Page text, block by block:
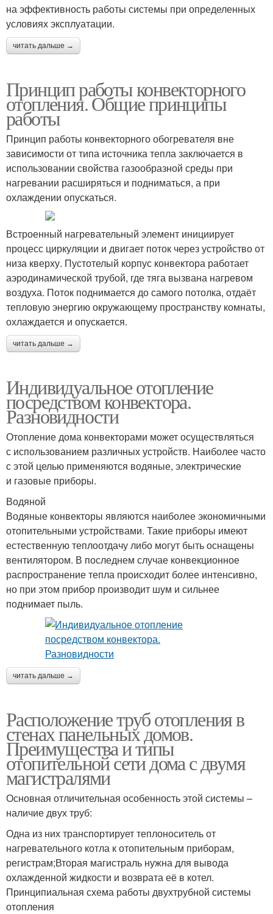
на эффективность работы системы при определенных
условиях эксплуатации.
читать дальше →
Принцип работы конвекторного
отопления. Общие принципы
работы
Принцип работы конвекторного обогревателя вне
зависимости от типа источника тепла заключается в
использовании свойства газообразной среды при
нагревании расширяться и подниматься, а при
охлаждении опускаться.
Встроенный нагревательный элемент инициирует
процесс циркуляции и двигает поток через устройство от
низа кверху. Пустотелый корпус конвектора работает
аэродинамической трубой, где тяга вызвана нагревом
воздуха. Поток поднимается до самого потолка, отдаёт
тепловую энергию окружающему пространству комнаты,
охлаждается и опускается.
читать дальше →
Индивидуальное отопление
посредством конвектора.
Разновидности
Отопление дома конвекторами может осуществляться
с использованием различных устройств. Наиболее часто
с этой целью применяются водяные, электрические
и газовые приборы.
Водяной
Водяные конвекторы являются наиболее экономичными
отопительными устройствами. Такие приборы имеют
естественную теплоотдачу либо могут быть оснащены
вентилятором. В последнем случае конвекционное
распространение тепла происходит более интенсивно,
но при этом прибор производит шум и сильнее
поднимает пыль.
читать дальше →
Расположение труб отопления в
стенах панельных домов.
Преимущества и типы
отопительной сети дома с двумя
магистралями
Основная отличительная особенность этой системы –
наличие двух труб:
Одна из них транспортирует теплоноситель от
нагревательного котла к отопительным приборам,
регистрам;Вторая магистраль нужна для вывода
охлажденной жидкости и возврата её в котел.
Принципиальная схема работы двухтрубной системы
отопления